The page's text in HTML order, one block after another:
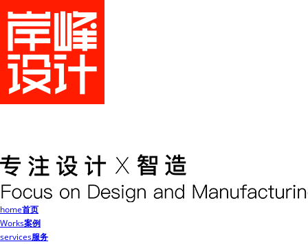
home首页
Works案例
services服务